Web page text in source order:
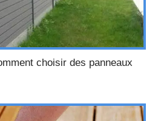
choisir des panneaux